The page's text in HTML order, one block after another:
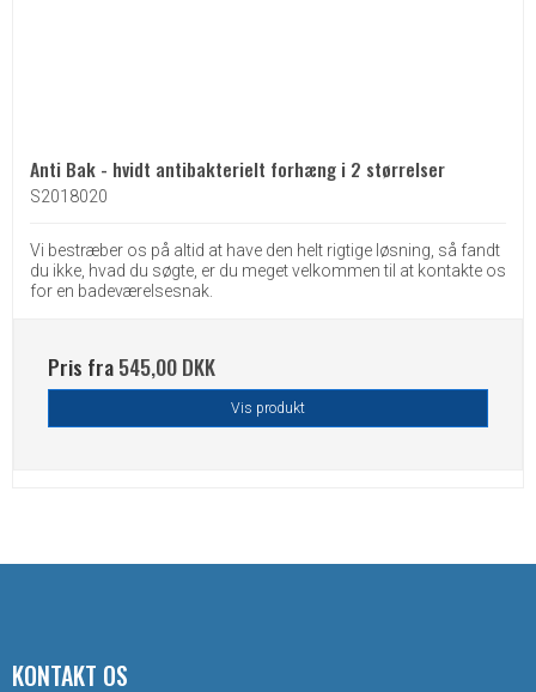
Anti Bak - hvidt antibakterielt forhæng i 2 størrelser
S2018020
Vi bestræber os på altid at have den helt rigtige løsning, så fandt
du ikke, hvad du søgte, er du meget velkommen til at kontakte os
for en badeværelsesnak.
Pris fra545,00 DKK
Vis produkt
KONTAKT OS